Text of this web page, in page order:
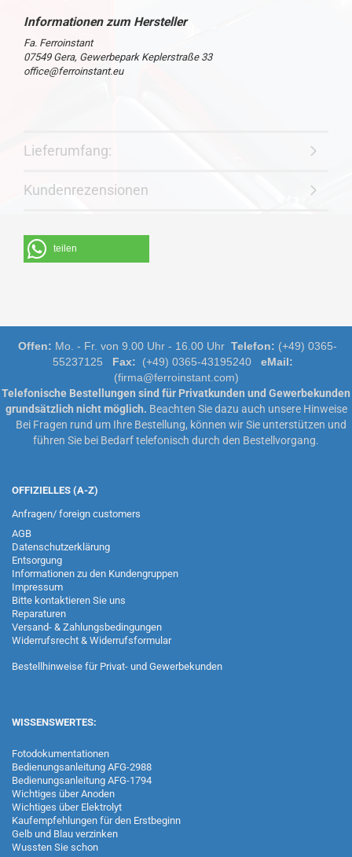
Fa. Ferroinstant
07549 Gera, Gewerbepark Keplerstraße 33
office@ferroinstant.eu
Lieferumfang:
Kundenrezensionen
teilen
Offen: Mo. - Fr. von 9.00 Uhr - 16.00 Uhr Telefon: (+49) 0365-
55237125 Fax: (+49) 0365-43195240 eMail:
(firma@ferroinstant.com)
Telefonische Bestellungen sind für Privatkunden und Gewerbekunden
grundsätzlich nicht möglich. Beachten Sie dazu auch unsere Hinweise
Bei Fragen rund um Ihre Bestellung, können wir Sie unterstützen und
führen Sie bei Bedarf telefonisch durch den Bestellvorgang.
OFFIZIELLES (A-Z)
Anfragen/ foreign customers
AGB
Datenschutzerklärung
Entsorgung
Informationen zu den Kundengruppen
Impressum
Bitte kontaktieren Sie uns
Reparaturen
Versand- & Zahlungsbedingungen
Widerrufsrecht & Widerrufsformular
Bestellhinweise für Privat- und Gewerbekunden
WISSENSWERTES:
Fotodokumentationen
Bedienungsanleitung AFG-2988
Bedienungsanleitung AFG-1794
Wichtiges über Anoden
Wichtiges über Elektrolyt
Kaufempfehlungen für den Erstbeginn
Gelb und Blau verzinken
Wussten Sie schon